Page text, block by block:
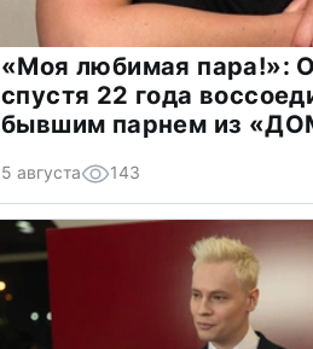
«Моя любимая пара!»:
спустя 22 года
бывшим парнем из
5 августа 143